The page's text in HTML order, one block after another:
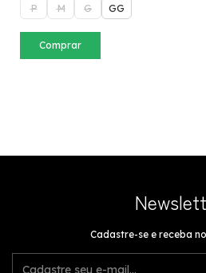
P M G GG
Comprar
Cadastre-se e receba